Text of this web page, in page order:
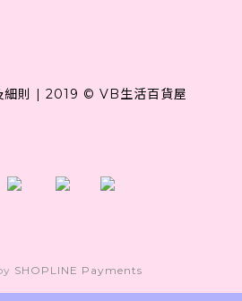
則 | 2019 © VB生活百貨屋
SHOPLINE Payments